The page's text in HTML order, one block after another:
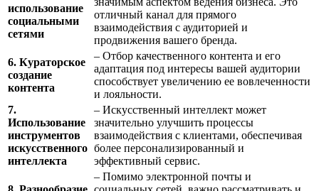
использование
социальными
сетями
отличный канал для прямого
взаимодействия с аудиторией и
продвижения вашего бренда.
6. Кураторское
создание
контента
– Отбор качественного контента и его
адаптация под интересы вашей аудитории
способствует увеличению ее вовлеченности
и лояльности.
7.
Использование
инструментов
искусственного
интеллекта
– Искусственный интеллект может
значительно улучшить процессы
взаимодействия с клиентами, обеспечивая
более персонализированный и
эффективный сервис.
– Помимо электронной почты и